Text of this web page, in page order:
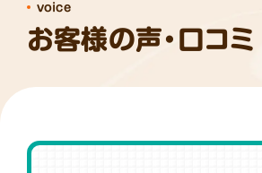
お客様の声・口コミ
voice